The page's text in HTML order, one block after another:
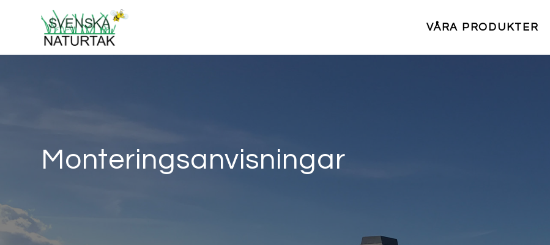
VÅRA PRODUKTER
Monteringsanvisningar